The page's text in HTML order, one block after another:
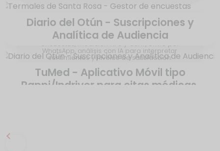
Aplicativo Web a la medida para la gestión de
encuestas, medición NPS y CSAT, envío por
WhatsApp, análisis con IA para interpretar
sentimientos y niveles de satisfacción.
Diario del Otún - Suscripciones y
Analítica de Audiencia
TuMed - Aplicativo Móvil tipo
Rappi/Indriver para citas médicas.